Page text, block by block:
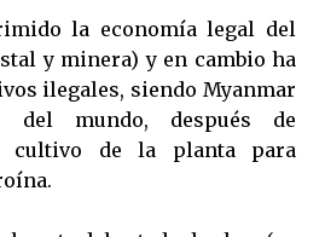
la economía legal del
y minera) y en cambio ha
ilegales, siendo Myanmar
del mundo, después de
cultivo de la planta para